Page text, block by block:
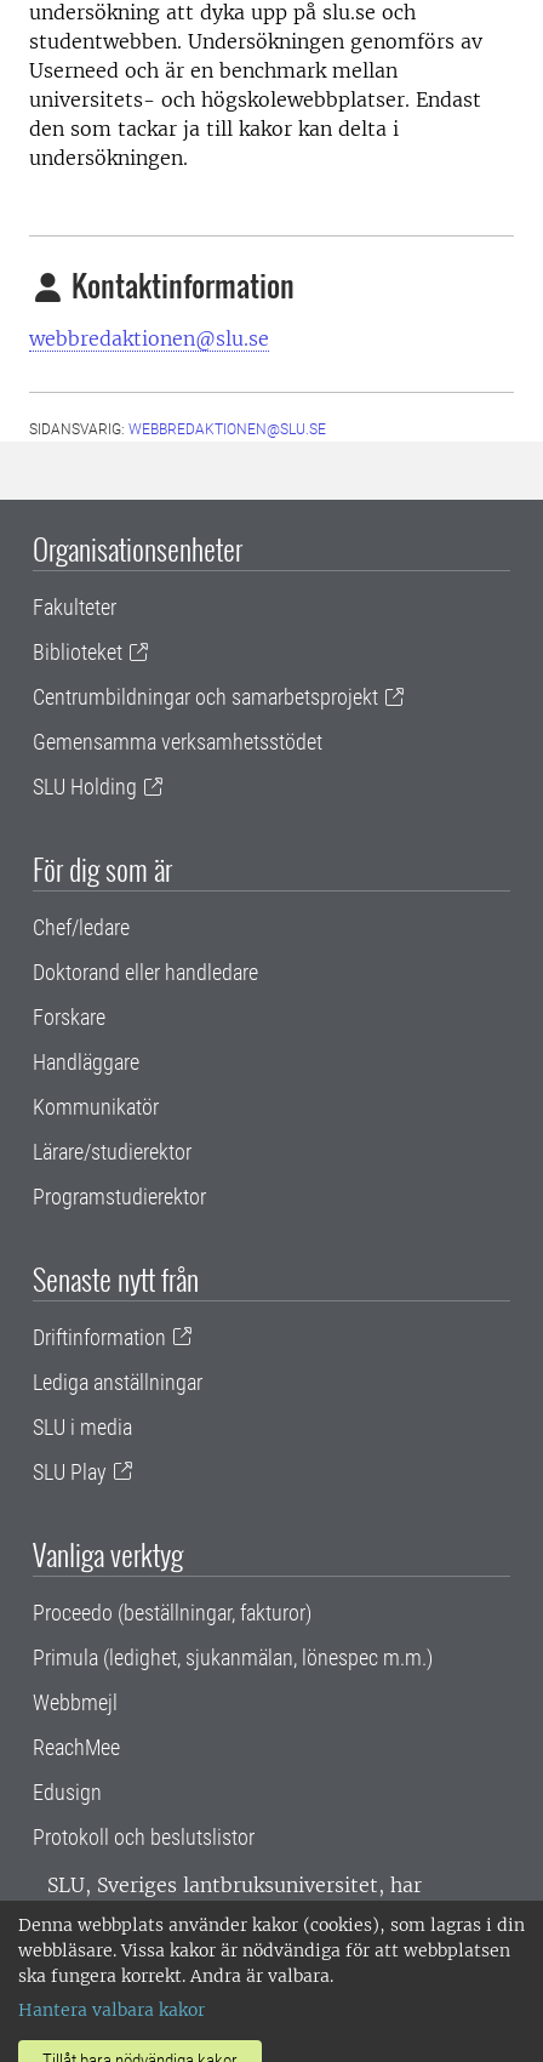
Denna webbplats använder kakor (cookies), som lagras i din
webbläsare. Vissa kakor är nödvändiga för att webbplatsen
ska fungera korrekt. Andra är valbara.
Hantera valbara kakor
undersökning att dyka upp på slu.se och
studentwebben. Undersökningen genomförs av
Userneed och är en benchmark mellan
universitets- och högskolewebbplatser. Endast
den som tackar ja till kakor kan delta i
undersökningen.
Kontaktinformation
webbredaktionen@slu.se
SIDANSVARIG: WEBBREDAKTIONEN@SLU.SE
Organisationsenheter
Fakulteter
Biblioteket
Centrumbildningar och samarbetsprojekt
Gemensamma verksamhetsstödet
SLU Holding
För dig som är
Chef/ledare
Doktorand eller handledare
Forskare
Handläggare
Kommunikatör
Lärare/studierektor
Programstudierektor
Senaste nytt från
Driftinformation
Lediga anställningar
SLU i media
SLU Play
Vanliga verktyg
Proceedo (beställningar, fakturor)
Primula (ledighet, sjukanmälan, lönespec m.m.)
Webbmejl
ReachMee
Edusign
Protokoll och beslutslistor
SLU, Sveriges lantbruksuniversitet, har
verksamhet över hela Sverige. Huvudorter är
Alnarp, Uppsala och Umeå.SLU är
miljöcertifierat enligt ISO 14001. •
018-67 10 00 • Org nr: 202100-2817 •